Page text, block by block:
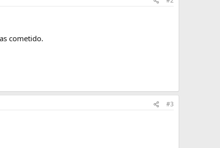
cometido.
#3